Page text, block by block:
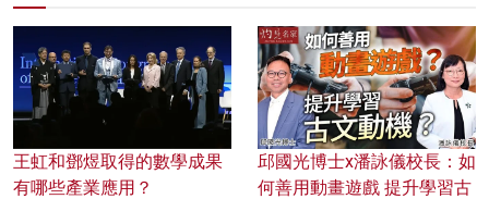
王虹和鄧煜取得的數學成果
有哪些產業應用？
邱國光博士x潘詠儀校長：如
何善用動畫遊戲 提升學習古